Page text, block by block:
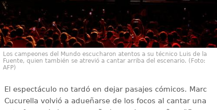
Los campeones del Mundo escucharon atentos a su técnico Luis de la
Fuente, quien también se atrevió a cantar arriba del escenario. (Foto:
AFP)
El espectáculo no tardó en dejar pasajes cómicos. Marc
Cucurella volvió a adueñarse de los focos al cantar una